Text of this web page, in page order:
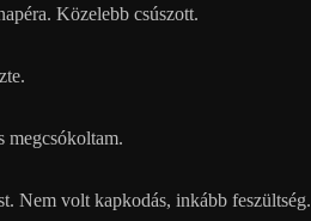
Közelebb csúszott.
megcsókoltam.
Nem volt kapkodás, inkább feszültség.